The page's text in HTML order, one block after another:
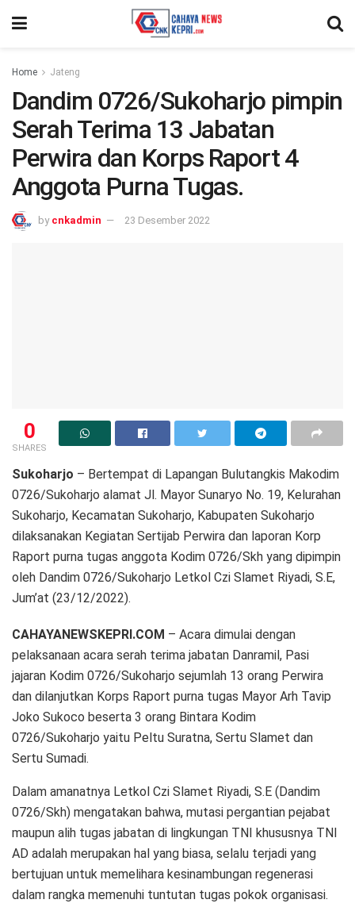
Home Jateng
Dandim 0726/Sukoharjo pimpin
Serah Terima 13 Jabatan
Perwira dan Korps Raport 4
Anggota Purna Tugas.
by cnkadmin 23 Desember 2022
0
SHARES
Sukoharjo – Bertempat di Lapangan Bulutangkis Makodim
0726/Sukoharjo alamat Jl. Mayor Sunaryo No. 19, Kelurahan
Sukoharjo, Kecamatan Sukoharjo, Kabupaten Sukoharjo
dilaksanakan Kegiatan Sertijab Perwira dan laporan Korp
Raport purna tugas anggota Kodim 0726/Skh yang dipimpin
oleh Dandim 0726/Sukoharjo Letkol Czi Slamet Riyadi, S.E,
Jum’at (23/12/2022).
CAHAYANEWSKEPRI.COM – Acara dimulai dengan
pelaksanaan acara serah terima jabatan Danramil, Pasi
jajaran Kodim 0726/Sukoharjo sejumlah 13 orang Perwira
dan dilanjutkan Korps Raport purna tugas Mayor Arh Tavip
Joko Sukoco beserta 3 orang Bintara Kodim
0726/Sukoharjo yaitu Peltu Suratna, Sertu Slamet dan
Sertu Sumadi.
Dalam amanatnya Letkol Czi Slamet Riyadi, S.E (Dandim
0726/Skh) mengatakan bahwa, mutasi pergantian pejabat
maupun alih tugas jabatan di lingkungan TNI khususnya TNI
AD adalah merupakan hal yang biasa, selalu terjadi yang
bertujuan untuk memelihara kesinambungan regenerasi
dalam rangka memenuhi tuntutan tugas pokok organisasi.